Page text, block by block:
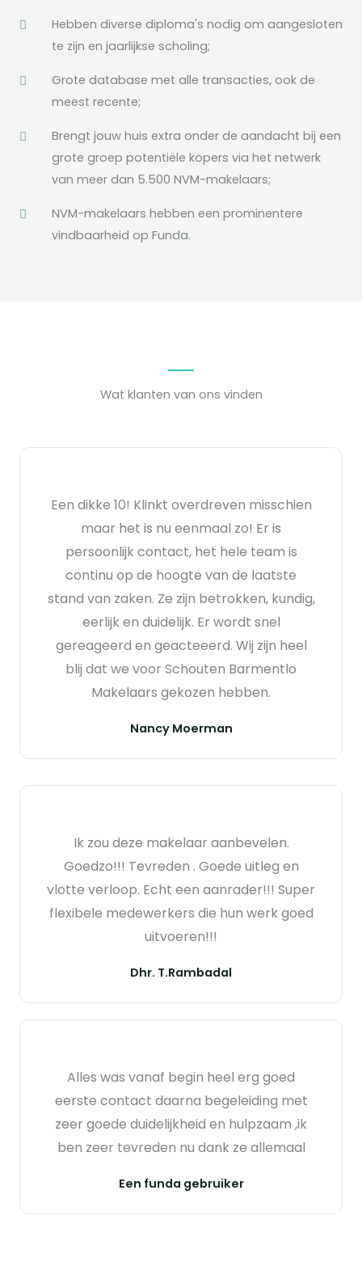
Hebben diverse diploma's nodig om aangesloten
te zijn en jaarlijkse scholing;
Grote database met alle transacties, ook de
meest recente;
Brengt jouw huis extra onder de aandacht bij een
grote groep potentiële kopers via het netwerk
van meer dan 5.500 NVM-makelaars;
NVM-makelaars hebben een prominentere
vindbaarheid op Funda.
Wat klanten van ons vinden
Een dikke 10! Klinkt overdreven misschien
maar het is nu eenmaal zo! Er is
persoonlijk contact, het hele team is
continu op de hoogte van de laatste
stand van zaken. Ze zijn betrokken, kundig,
eerlijk en duidelijk. Er wordt snel
gereageerd en geacteeerd. Wij zijn heel
blij dat we voor Schouten Barmentlo
Makelaars gekozen hebben.
Nancy Moerman
Ik zou deze makelaar aanbevelen.
Goedzo!!! Tevreden . Goede uitleg en
vlotte verloop. Echt een aanrader!!! Super
flexibele medewerkers die hun werk goed
uitvoeren!!!
Dhr. T.Rambadal
Alles was vanaf begin heel erg goed
eerste contact daarna begeleiding met
zeer goede duidelijkheid en hulpzaam ,ik
ben zeer tevreden nu dank ze allemaal
Een funda gebruiker